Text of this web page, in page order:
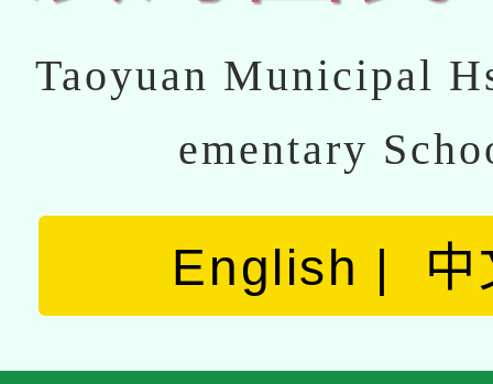
Taoyuan Municipal
ementary
English 中